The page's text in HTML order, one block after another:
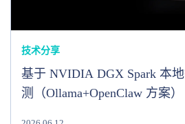
技术分享
基于 NVIDIA DGX Spark 本
测（Ollama+OpenClaw 方案）